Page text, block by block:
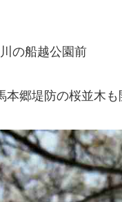
の船越公園前
郷堤防の桜並木も